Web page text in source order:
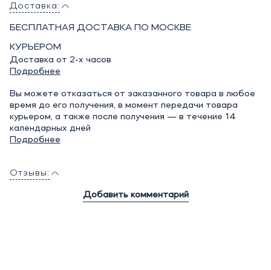
Доставка:
БЕСПЛАТНАЯ ДОСТАВКА ПО МОСКВЕ
КУРЬЕРОМ
Доставка от 2-х часов
Подробнее
Вы можете отказаться от заказанного товара в любое
время до его получения, в момент передачи товара
курьером, а также после получения — в течение 14
календарных дней
Подробнее
Отзывы:
Добавить комментарий